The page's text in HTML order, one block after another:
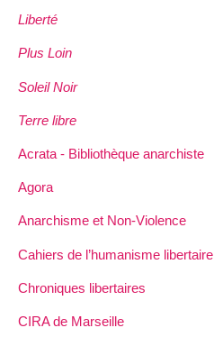
Liberté
Plus Loin
Soleil Noir
Terre libre
Acrata - Bibliothèque anarchiste
Agora
Anarchisme et Non-Violence
Cahiers de l’humanisme libertaire
Chroniques libertaires
CIRA de Marseille